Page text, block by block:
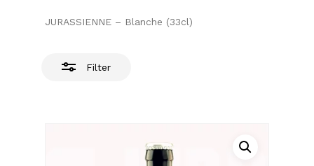
JURASSIENNE – Blanche (33cl)
Filter